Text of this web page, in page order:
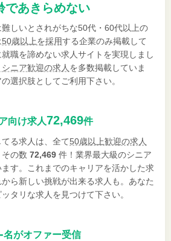
であきらめない
しいとされがちな50代・60代以上の
50歳以上を採用する企業のみ掲載して
職を諦めない求人サイトを実現しまし
ニア歓迎の求人 を多数掲載していま
選択肢としてご利用下さい。
向け求人72,469件
る求人は、全て50歳以上歓迎の求人
の数 72,469 件！業界最大級のシニア
す。これまでのキャリアを活かした求
から新しい挑戦が出来る求人も。あなた
タリな求人を見つけて下さい。
名がオファー受信